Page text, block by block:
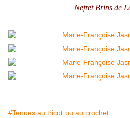
Nefret Brins de
#Tenues au tricot ou au crochet